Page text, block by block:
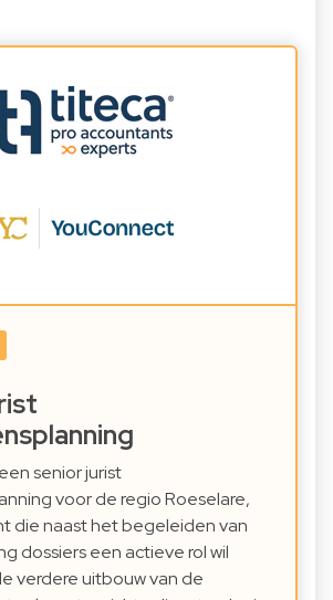
senior jurist
voor de regio Roeselare,
die naast het begeleiden van
dossiers een actieve rol wil
verdere uitbouw van de